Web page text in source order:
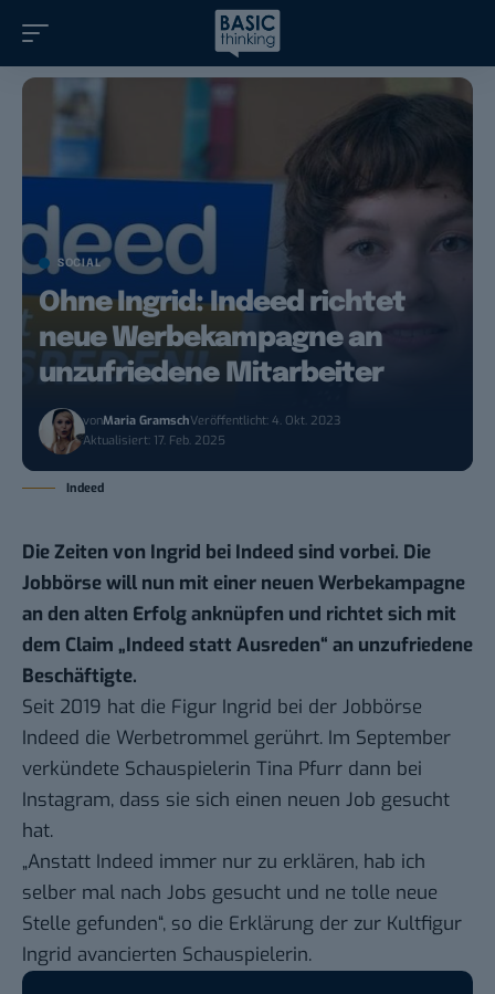
SOCIAL
Ohne Ingrid: Indeed richtet
neue Werbekampagne an
unzufriedene Mitarbeiter
vonMaria GramschVeröffentlicht: 4. Okt. 2023
Aktualisiert: 17. Feb. 2025
Indeed
Die Zeiten von Ingrid bei Indeed sind vorbei. Die
Jobbörse will nun mit einer neuen Werbekampagne
an den alten Erfolg anknüpfen und richtet sich mit
dem Claim „Indeed statt Ausreden“ an unzufriedene
Beschäftigte.
Seit 2019 hat die Figur Ingrid bei der Jobbörse
Indeed die Werbetrommel gerührt. Im September
verkündete Schauspielerin Tina Pfurr dann bei
Instagram, dass sie sich einen neuen Job gesucht
hat.
„Anstatt Indeed immer nur zu erklären, hab ich
selber mal nach Jobs gesucht und ne tolle neue
Stelle gefunden“, so die Erklärung der zur Kultfigur
Ingrid avancierten Schauspielerin.